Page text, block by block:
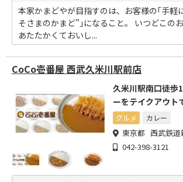
本家かまどやが目指すのは、お客様の｢手軽
そさまのかまど”｣になること。 いつどこのお
あたたかくておいし...
CoCo壱番屋 西武久米川駅前店
久米川駅南口徒歩
ーをテイクアウト
グルメ カレー
東京都 西武鉄道
042-398-3121